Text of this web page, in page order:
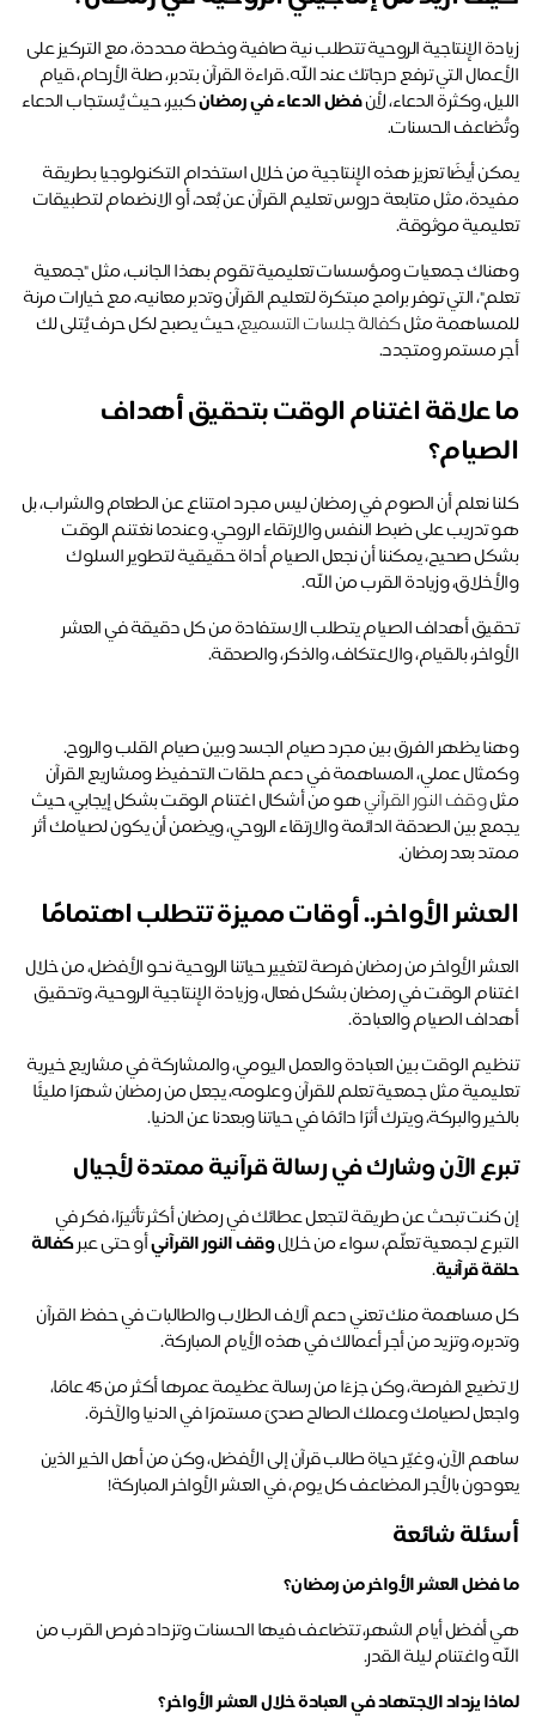
الأعمال التي ترفع درجاتك عند الله. قراءة القرآن بتدبر، صلة الأرحام، قيام
وكثرة الدعاء، لأن فضل الدعاء في رمضان
كبير، حيث يُستجاب الدعاء
الحسنات.
يمكن أيضًا تعزيز هذه الإنتاجية من خلال استخدام التكنولوجيا بطريقة
مفيدة، مثل متابعة دروس تعليم القرآن عن بُعد، أو الانضمام لتطبيقات
موثوقة.
وهناك جمعيات ومؤسسات تعليمية تقوم بهذا الجانب، مثل "جمعية
تعلم"، التي توفر برامج مبتكرة لتعليم القرآن وتدبر معانيه، مع خيارات مرنة
مثل كفالة جلسات التسميع
، حيث يصبح لكل حرف يُتلى لك
مستمر ومتجدد.
ما علاقة اغتنام الوقت بتحقيق أهداف
كلنا نعلم أن الصوم في رمضان ليس مجرد امتناع عن الطعام والشراب، بل
هو تدريب على ضبط النفس والارتقاء الروحي. وعندما نغتنم الوقت
بشكل صحيح، يمكننا أن نجعل الصيام أداة حقيقية لتطوير السلوك
وزيادة القرب من الله.
تحقيق أهداف الصيام يتطلب الاستفادة من كل دقيقة في العشر
بالقيام، والاعتكاف، والذكر، والصدقة.
وهنا يظهر الفرق بين مجرد صيام الجسد وبين صيام القلب والروح.
وكمثال عملي، المساهمة في دعم حلقات التحفيظ ومشاريع القرآن
وقف النور القرآني
هو من أشكال اغتنام الوقت بشكل إيجابي، حيث
يجمع بين الصدقة الدائمة والارتقاء الروحي، ويضمن أن يكون لصيامك أثر
بعد رمضان.
الأواخر.. أوقات مميزة تتطلب اهتمامًا
العشر الأواخر من رمضان فرصة لتغيير حياتنا الروحية نحو الأفضل، من خلال
اغتنام الوقت في رمضان بشكل فعال، وزيادة الإنتاجية الروحية، وتحقيق
الصيام والعبادة.
تنظيم الوقت بين العبادة والعمل اليومي، والمشاركة في مشاريع خيرية
مثل
جمعية تعلم للقرآن وعلومه، يجعل من رمضان شهرًا مليئًا
والبركة، ويترك أثرًا دائمًا في حياتنا وبعدنا عن الدنيا.
الآن وشارك في رسالة قرآنية ممتدة لأجيال
إن كنت تبحث عن طريقة لتجعل عطائك في رمضان أكثر تأثيرًا، فكر في
لجمعية تعلّم، سواء من خلال وقف النور القرآني أو حتى عبركفالة
قرآنية.
كل مساهمة منك تعني دعم آلاف الطلاب والطالبات في حفظ القرآن
وتزيد من أجر أعمالك في هذه الأيام المباركة.
لا تضيع الفرصة، وكن جزءًا من رسالة عظيمة عمرها أكثر من 45 عامًا،
لصيامك وعملك الصالح صدىً مستمرًا في الدنيا والآخرة.
ساهم الآن، وغيّر حياة طالب قرآن إلى الأفضل، وكن من أهل الخير الذين
بالأجر المضاعف كل يوم، في العشر الأواخر المباركة!
شائعة
فضل العشر الأواخر من رمضان؟
هي أفضل أيام الشهر، تتضاعف فيها الحسنات وتزداد فرص القرب من
واغتنام ليلة القدر.
يزداد الاجتهاد في العبادة خلال العشر الأواخر؟